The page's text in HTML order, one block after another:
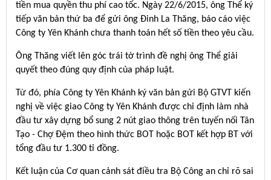
tiền mua quyền thu phí cao tốc. Ngày 22/6/2015, ông Thể ký
tiếp văn bản thứ ba để gửi ông Đinh La Thăng, báo cáo việc
Công ty Yên Khánh chưa thanh toán hết số tiền theo yêu cầu.
Ông Thăng viết lên góc trái tờ trình đề nghị ông Thể giải
quyết theo đúng quy định của pháp luật.
Từ đó, phía Công ty Yên Khánh ký văn bản gửi Bộ GTVT kiến
nghị về việc giao Công ty Yên Khánh được chỉ định làm nhà
đầu tư xây dựng bổ sung 2 nút giao thông trên tuyến nối Tân
Tạo - Chợ Đệm theo hình thức BOT hoặc BOT kết hợp BT với
tổng đầu tư 1.300 tỉ đồng.
Kết luận của Cơ quan cảnh sát điều tra Bộ Công an chỉ rõ sai